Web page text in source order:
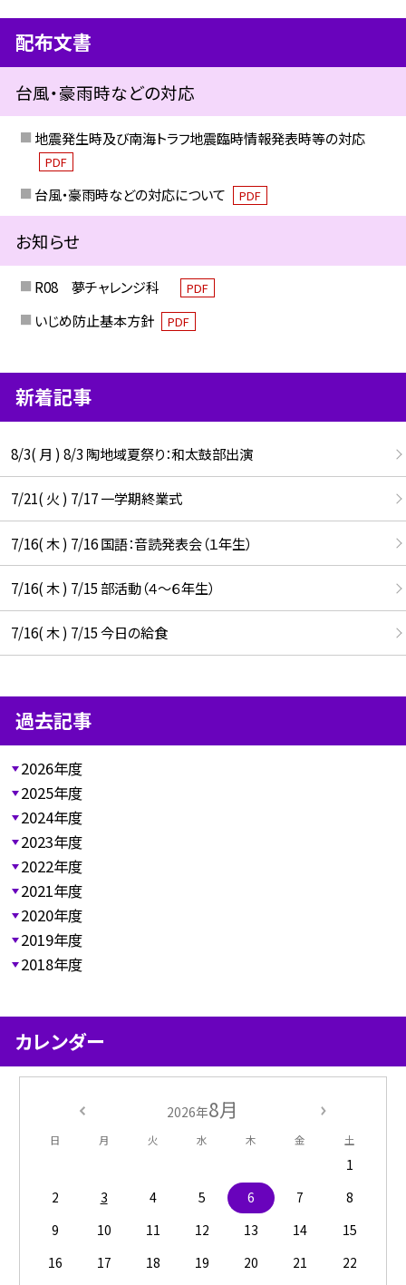
配布文書
台風・豪雨時などの対応
地震発生時及び南海トラフ地震臨時情報発表時等の対応
PDF
台風・豪雨時などの対応について PDF
お知らせ
R08 夢チャレンジ科 PDF
いじめ防止基本方針 PDF
新着記事
8/3( 月 ) 8/3 陶地域夏祭り：和太鼓部出演
7/21( 火 ) 7/17 一学期終業式
7/16( 木 ) 7/16 国語：音読発表会（１年生）
7/16( 木 ) 7/15 部活動（４～６年生）
7/16( 木 ) 7/15 今日の給食
過去記事
2026年度
2025年度
2024年度
2023年度
2022年度
2021年度
2020年度
2019年度
2018年度
カレンダー
2026年8月
日 月 火 水 木 金 土
1
2
3 4 5 6 7
8
9
10 11 12 13 14
15
16
17 18 19 20 21
22